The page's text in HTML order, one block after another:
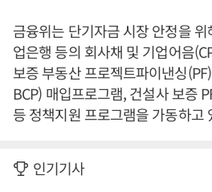
금융위는 단기자금 시장 안정을
업은행 등의 회사채 및 기업어음
보증 부동산 프로젝트파이낸싱
BCP) 매입프로그램, 건설사 보증
등 정책지원 프로그램을 가동하고
인기기사